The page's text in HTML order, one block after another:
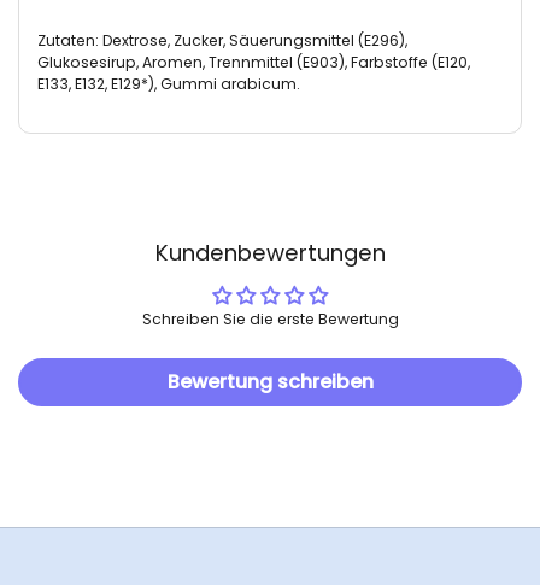
Zutaten: Dextrose, Zucker, Säuerungsmittel (E296),
Glukosesirup, Aromen, Trennmittel (E903), Farbstoffe (E120,
E133, E132, E129*), Gummi arabicum.
Kundenbewertungen
Schreiben Sie die erste Bewertung
Bewertung schreiben